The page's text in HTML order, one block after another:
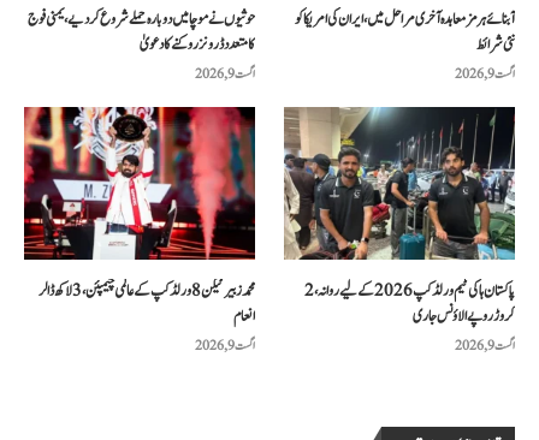
حوثیوں نے موچا میں دوبارہ حملے شروع کر دیے، یمنی فوج
کا متعدد ڈرونز روکنے کا دعویٰ
اگست 9, 2026
آبنائے ہرمز معاہدہ آخری مراحل میں، ایران کی امریکا کو
نئی شرائط
اگست 9, 2026
محمد زبیر ٹیکن 8 ورلڈ کپ کے عالمی چیمپئن، 3 لاکھ ڈالر
انعام
اگست 9, 2026
پاکستان ہاکی ٹیم ورلڈ کپ 2026 کے لیے روانہ، 2
کروڑ روپے الاؤنس جاری
اگست 9, 2026